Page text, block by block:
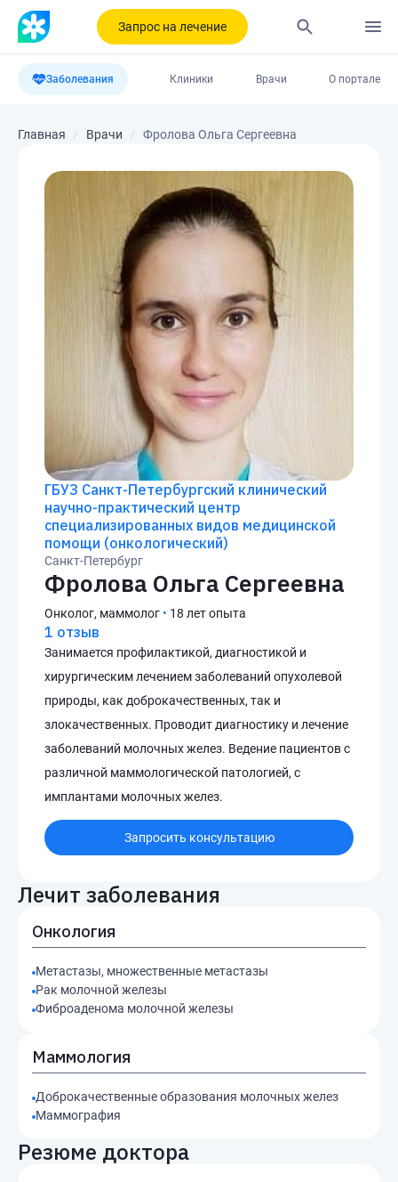
Запрос на лечение
Заболевания Клиники Врачи О портале
Главная Врачи Фролова Ольга Сергеевна
ГБУЗ Санкт-Петербургский клинический
научно-практический центр
специализированных видов медицинской
помощи (онкологический)
Санкт-Петербург
Фролова Ольга Сергеевна
Онколог, маммолог • 18 лет опыта
1 отзыв
Занимается профилактикой, диагностикой и
хирургическим лечением заболеваний опухолевой
природы, как доброкачественных, так и
злокачественных. Проводит диагностику и лечение
заболеваний молочных желез. Ведение пациентов с
различной маммологической патологией, с
имплантами молочных желез.
Запросить консультацию
Лечит заболевания
Онкология
Метастазы, множественные метастазы
Рак молочной железы
Фиброаденома молочной железы
Маммология
Доброкачественные образования молочных желез
Маммография
Резюме доктора